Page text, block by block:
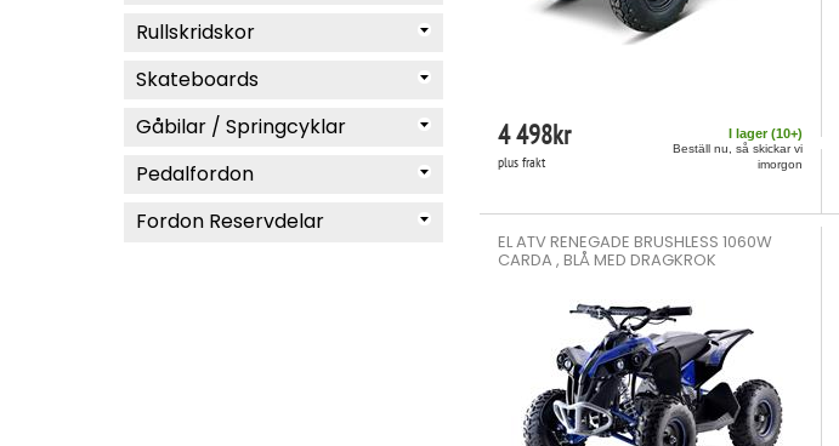
Rullskridskor
Skateboards
Gåbilar / Springcyklar
Pedalfordon
Fordon Reservdelar
4 498kr
plus frakt
I lager (10+)
Beställ nu, så skickar vi
imorgon
EL ATV RENEGADE BRUSHLESS 1060W
CARDA , BLÅ MED DRAGKROK